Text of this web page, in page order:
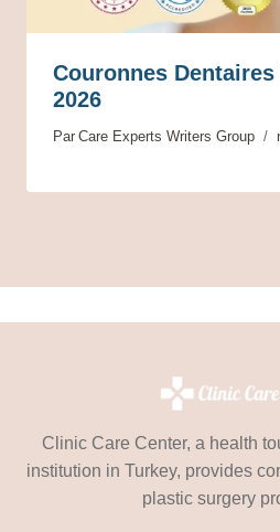
Couronnes
2026
Par Care Experts Writers Group
Clinic Care Center, a health
institution in Turkey, provides
plastic surgery